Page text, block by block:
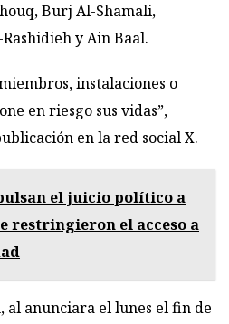
Burj Al-Shamali,
y Ain Baal.
instalaciones o
en riesgo sus vidas”,
en la red social X.
el juicio político a
restringieron el acceso a
al anunciara el lunes el fin de